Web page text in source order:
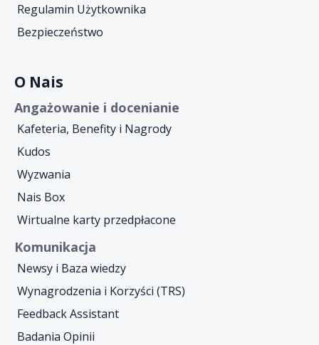
Regulamin Użytkownika
Bezpieczeństwo
O Nais
Angażowanie i docenianie
Kafeteria, Benefity i Nagrody
Kudos
Wyzwania
Nais Box
Wirtualne karty przedpłacone
Komunikacja
Newsy i Baza wiedzy
Wynagrodzenia i Korzyści (TRS)
Feedback Assistant
Badania Opinii